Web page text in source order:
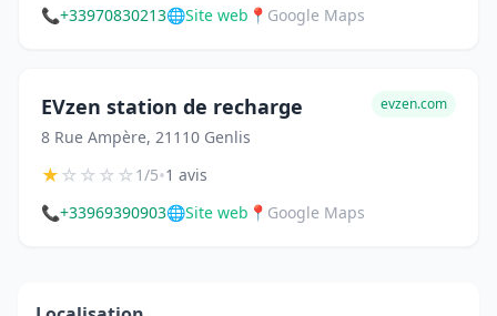
📞+33970830213🌐Site web 📍 Google Maps
EVzen station de recharge
8 Rue Ampère, 21110 Genlis
evzen.com
★☆☆☆☆1/5•1 avis
📞+33969390903🌐Site web 📍 Google Maps